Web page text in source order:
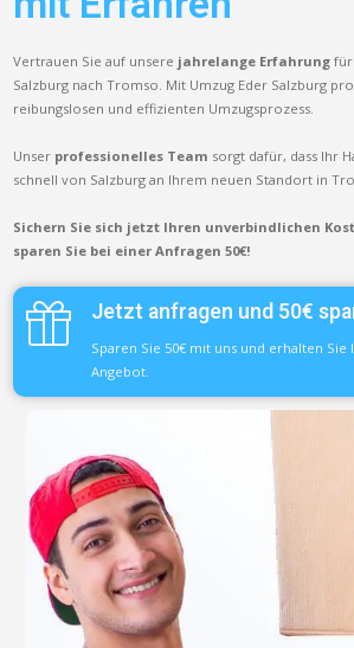
Vertrauen Sie auf unsere jahrelange Erfahrung für
Salzburg nach Tromso. Mit Umzug Eder Salzburg
reibungslosen und effizienten Umzugsprozess.
Unser professionelles Team sorgt dafür, dass Ihr
schnell von Salzburg an Ihrem neuen Standort in
Sichern Sie sich jetzt Ihren unverbindlichen
sparen Sie bei einer Anfragen 50€!
Jetzt anfragen und 50€
Sparen Sie 50€ mit uns und erhalten
Angebot.